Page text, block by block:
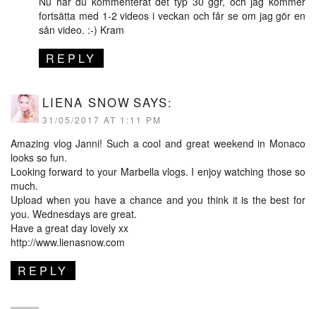
fortsätta med 1-2 videos i veckan och får se om jag gör en
sån video. :-) Kram
REPLY
LIENA SNOW SAYS:
31/05/2017 AT 1:11 PM
Amazing vlog Janni! Such a cool and great weekend in Monaco
looks so fun.
Looking forward to your Marbella vlogs. I enjoy watching those so
much.
Upload when you have a chance and you think it is the best for
you. Wednesdays are great.
Have a great day lovely xx
http://www.lienasnow.com
REPLY